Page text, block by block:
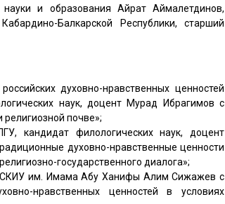
и образования Айрат Аймалетдинов,
Балкарской Республики, старший
духовно-нравственных ценностей
наук, доцент Мурад Ибрагимов с
почве»;
кандидат филологических наук, доцент
духовно-нравственные ценности
государственного диалога»;
СКИУ им. Имама Абу Ханифы Алим Сижажев с
нравственных ценностей в условиях